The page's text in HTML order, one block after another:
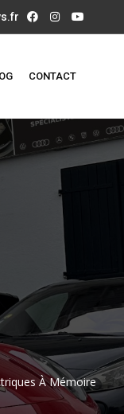
CONTACT
À Mémoire